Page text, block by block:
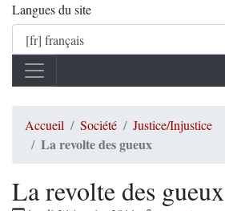
Langues du site
Accueil Société Justice/Injustice
La revolte des gueux
La revolte des gueux